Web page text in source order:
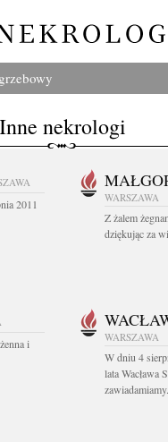
Inne nekrologi
2011
WARSZAWA
Z żalem
dziękując za
i
WARSZAWA
W dniu 4
lata Wacława